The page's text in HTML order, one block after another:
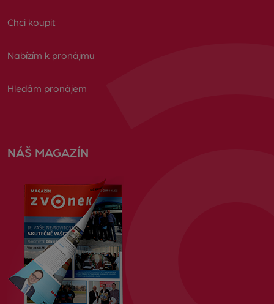
Chci koupit
Nabízím k pronájmu
Hledám pronájem
NÁŠ MAGAZÍN